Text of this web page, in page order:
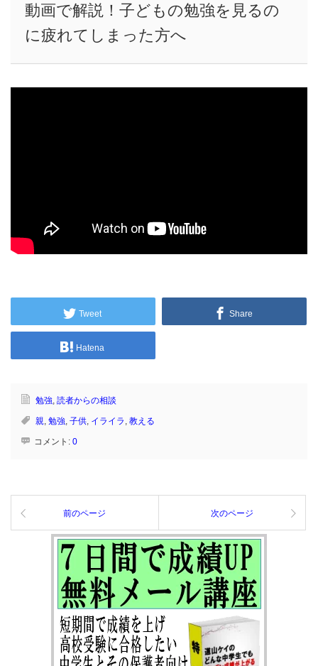
動画で解説！子どもの勉強を見るの
に疲れてしまった方へ
Tweet Share
Hatena
勉強 読者からの相談
親 勉強 子供 イライラ 教える
コメント: 0
前のページ 次のページ